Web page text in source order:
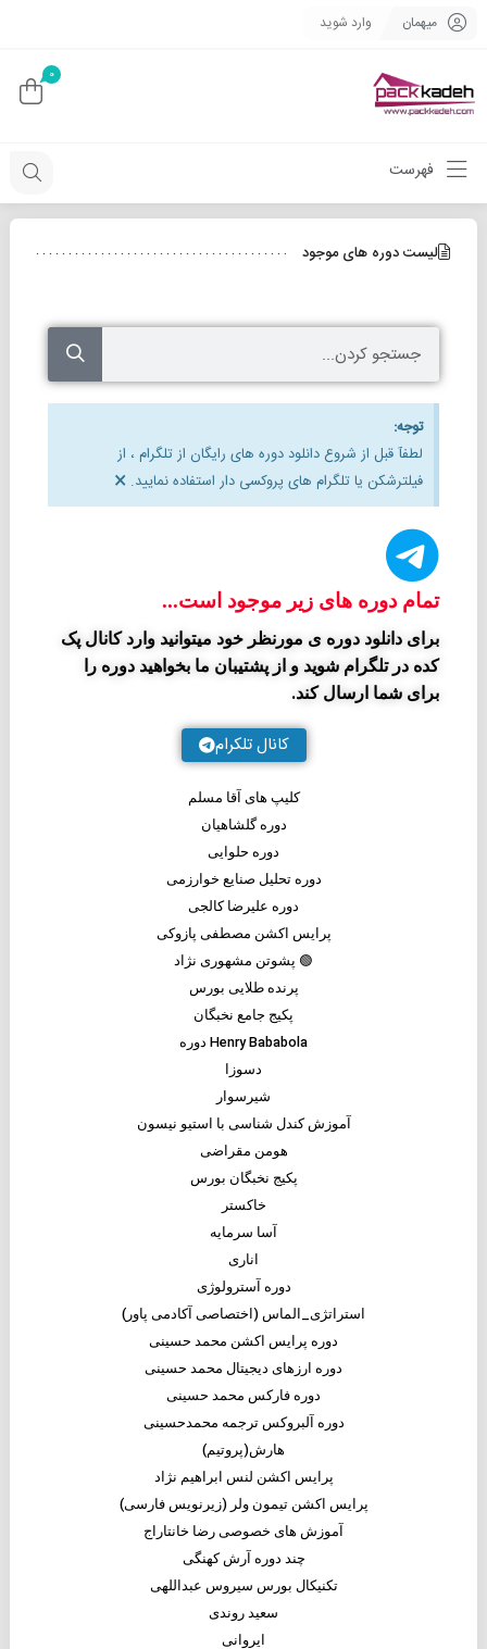
میهمان وارد شوید
0
فهرست
لیست دوره های موجود
توجه:
لطفآ قبل از شروع دانلود دوره های رایگان از تلگرام ، از
فیلترشکن یا تلگرام های پروکسی دار استفاده نمایید. ×
تمام دوره های زیر موجود است...
برای دانلود دوره ی مورنظر خود میتوانید وارد کانال پک
کده در تلگرام شوید و از پشتیبان ما بخواهید دوره را
برای شما ارسال کند.
کانال تلکرام
کلیپ های آقا مسلم
دوره گلشاهیان
دوره حلوایی
دوره تحلیل صنایع خوارزمی
دوره علیرضا کالجی
پرایس اکشن مصطفی پازوکی
🟢 پشوتن مشهوری نژاد
پرنده طلایی بورس
پکیج جامع نخبگان
Henry Bababola دوره
دسوزا
شیرسوار
آموزش کندل شناسی با استیو نیسون
هومن مقراضی
پکیج نخبگان بورس
خاکستر
آسا سرمایه
اناری
دوره آسترولوژی
استراتژی_الماس (اختصاصی آکادمی پاور)
دوره پرایس اکشن محمد حسینی
دوره ارزهای دیجیتال محمد حسینی
دوره فارکس محمد حسینی
دوره آلبروکس ترجمه محمدحسینی
هارش(پروتیم)
پرایس اکشن لنس ابراهیم نژاد
پرایس اکشن تیمون ولر (زیرنویس فارسی)
آموزش های خصوصی رضا خانتاراج
چند دوره آرش کهنگی
تکنیکال بورس سیروس عبداللهی
سعید روندی
ایروانی